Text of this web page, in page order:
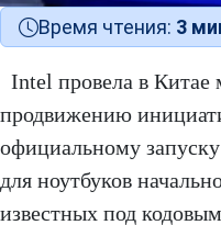
Время чтения: 3
Intel провела в Китае
продвижению
официальному
для ноутбуков
известных под